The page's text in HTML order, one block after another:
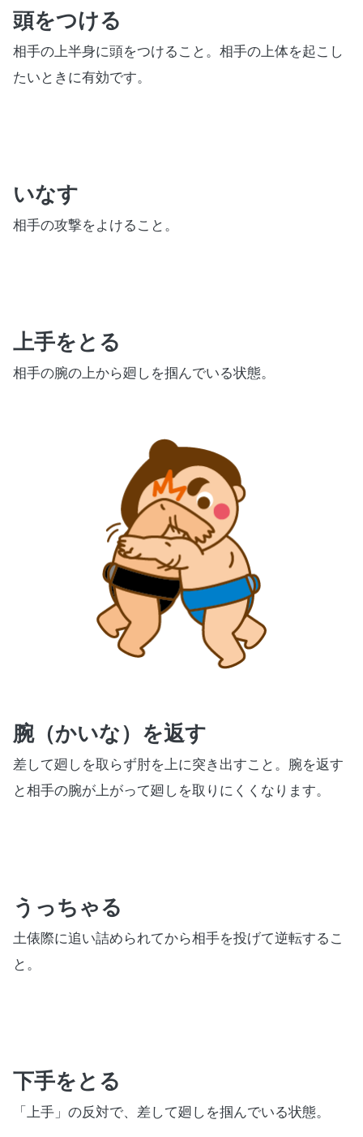
頭をつける
相手の上半身に頭をつけること。相手の上体を起こし
たいときに有効です。
いなす
相手の攻撃をよけること。
上手をとる
相手の腕の上から廻しを掴んでいる状態。
腕（かいな）を返す
差して廻しを取らず肘を上に突き出すこと。腕を返す
と相手の腕が上がって廻しを取りにくくなります。
うっちゃる
土俵際に追い詰められてから相手を投げて逆転するこ
と。
下手をとる
「上手」の反対で、差して廻しを掴んでいる状態。